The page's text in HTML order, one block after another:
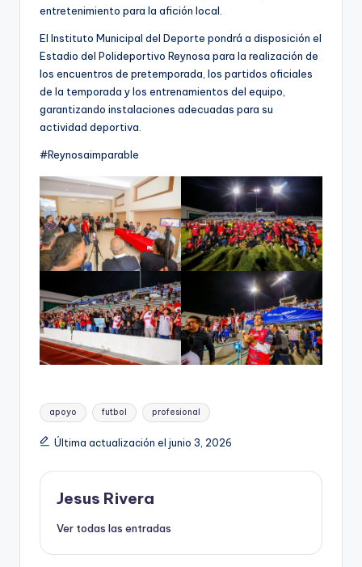
entretenimiento para la afición local.
El Instituto Municipal del Deporte pondrá a disposición el
Estadio del Polideportivo Reynosa para la realización de
los encuentros de pretemporada, los partidos oficiales
de la temporada y los entrenamientos del equipo,
garantizando instalaciones adecuadas para su
actividad deportiva.
#Reynosaimparable
Etiquetas:
apoyo futbol profesional
Última actualización el junio 3, 2026
Jesus Rivera
Ver todas las entradas